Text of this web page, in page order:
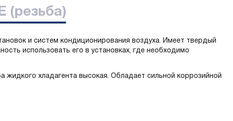
(резьба)
и систем кондиционирования воздуха. Имеет твердый
использовать его в установках, где необходимо
жидкого хладагента высокая. Обладает сильной коррозийной